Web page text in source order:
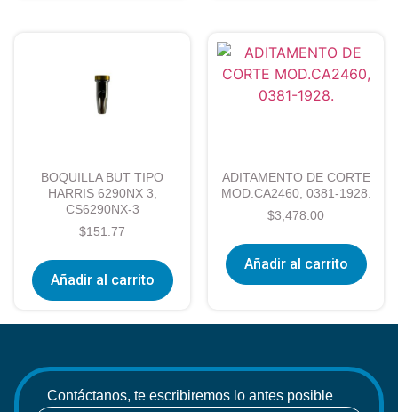
BOQUILLA BUT TIPO
HARRIS 6290NX 3,
CS6290NX-3
$151.77
Añadir al carrito
ADITAMENTO DE CORTE
MOD.CA2460, 0381-1928.
$3,478.00
Añadir al carrito
Contáctanos, te escribiremos lo antes posible